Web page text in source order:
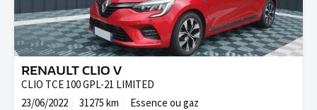
RENAULT CLIO V
CLIO TCE 100 GPL-21 LIMITED
23/06/2022
31275 km Essence ou gaz